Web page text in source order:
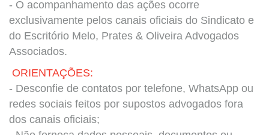
- O acompanhamento das ações ocorre
exclusivamente pelos canais oficiais do Sindicato e
do Escritório Melo, Prates & Oliveira Advogados
Associados.
ORIENTAÇÕES:
- Desconfie de contatos por telefone, WhatsApp ou
redes sociais feitos por supostos advogados fora
dos canais oficiais;